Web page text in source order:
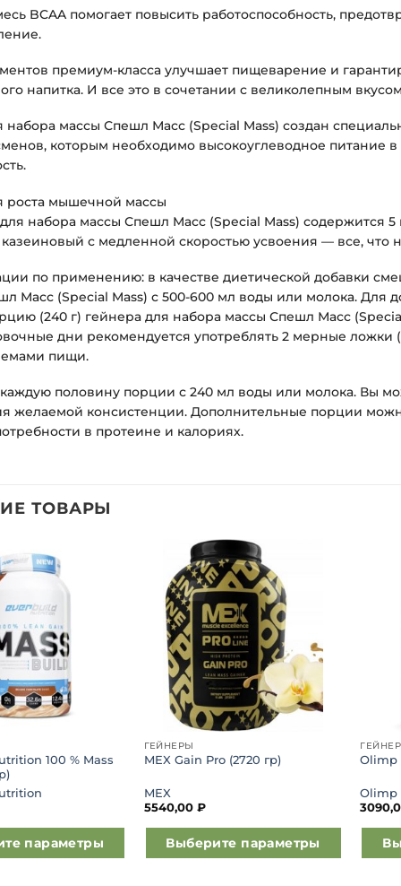
BCAA помогает повысить работоспособность,
премиум-класса улучшает пищеварение и
напитка. И все это в сочетании с великолепным
набора массы Спешл Масс (Special Mass) создан
которым необходимо высокоуглеводное питание
роста мышечной массы
набора массы Спешл Масс (Special Mass) содержится
с медленной скоростью усвоения — все, что
по применению: в качестве диетической добавки
Масс (Special Mass) с 500-600 мл воды или молока. Для
(240 г) гейнера для набора массы Спешл Масс
дни рекомендуется употреблять 2 мерные ложки
пищи.
половину порции с 240 мл воды или молока. Вы
желаемой консистенции. Дополнительные порции
в протеине и калориях.
ТОВАРЫ
в список
100 % Mass
параметры
Добавить
в список
желаний
ГЕЙНЕРЫ
MEX Gain Pro (2720 гр)
MEX
5540,00 ₽
Выберите параметры
Olimp
Olimp